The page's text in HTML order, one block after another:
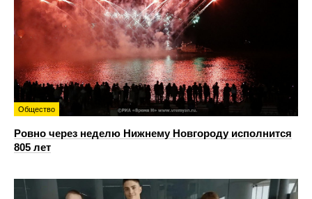
Общество
Ровно через неделю Нижнему Новгороду исполнится
805 лет